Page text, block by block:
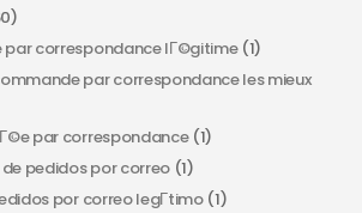
par correspondance lГ©gitime(1)
par correspondance les mieux
par correspondance(1)
pedidos por correo(1)
por correo legГ­timo(1)